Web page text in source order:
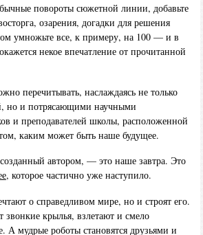
повороты сюжетной линии, добавьте
озарения, догадки для решения
умножьте все, к примеру, на 100 — и в
некое впечатление от прочитанной
перечитывать, наслаждаясь не только
но и потрясающими научными
и преподавателей школы, расположенной
каким может быть наше будущее.
автором, — это наше завтра. Это
, которое частично уже наступило.
о справедливом мире, но и строят его.
звонкие крылья, взлетают и смело
А мудрые роботы становятся друзьями и